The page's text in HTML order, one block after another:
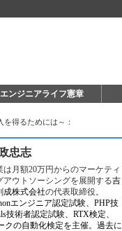
エンジニアライフ憲章
得るためには～：
忠志
は月額20万円からのマーケティ
アウトソーシングを展開する吉
成株式会社の代表取締役。
エンジニア認定試験、PHP技
技術者認定試験、RTX検定、
クの自動化検定を主催。過去に